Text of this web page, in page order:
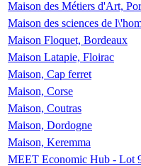
Maison des Métiers d'Art,
Maison des sciences de
Maison Floquet, Bordeaux
Maison Latapie, Floirac
Maison, Cap ferret
Maison, Corse
Maison, Coutras
Maison, Dordogne
Maison, Keremma
MEET Economic Hub - Lot